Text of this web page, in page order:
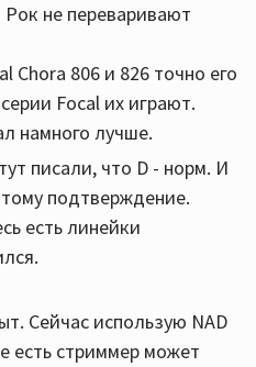
не переваривают
Chora 806 и 826 точно его
Focal их играют.
намного лучше.
писали, что D - норм. И
подтверждение.
есть линейки
Сейчас использую NAD
есть стриммер может